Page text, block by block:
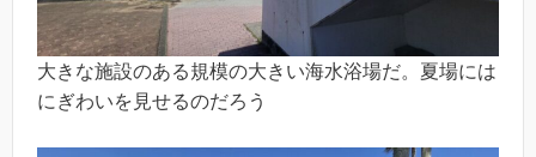
大きな施設のある規模の大きい海水浴場だ。夏場には
にぎわいを見せるのだろう